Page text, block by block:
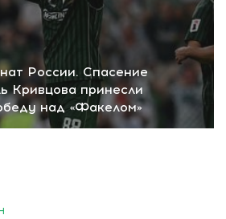
России. Спасение
Кривцова принесли
над «Факелом»